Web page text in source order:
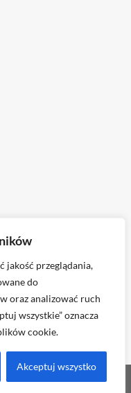
jakość przeglądania,
do
oraz analizować ruch
wszystkie” oznacza
cookie.
Akceptuj wszystko
internetowe:
B2B